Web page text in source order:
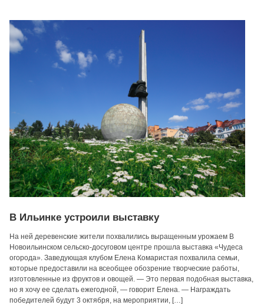
В Ильинке устроили выставку
На ней деревенские жители похвалились выращенным урожаем В
Новоильинском сельско-досуговом центре прошла выставка «Чудеса
огорода». Заведующая клубом Елена Комаристая похвалила семьи,
которые предоставили на всеобщее обозрение творческие работы,
изготовленные из фруктов и овощей. — Это первая подобная выставка,
но я хочу ее сделать ежегодной, — говорит Елена. — Награждать
победителей будут 3 октября, на мероприятии, […]